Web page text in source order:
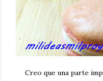
Creo que una parte